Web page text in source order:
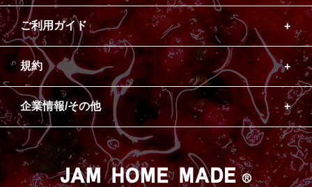
ご利用ガイド
規約
企業情報/その他